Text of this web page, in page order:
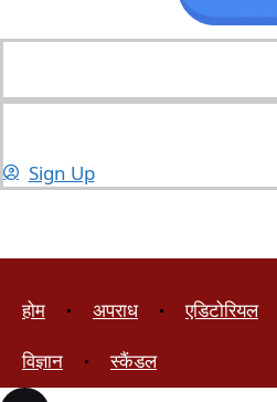
Sign Up
होम अपराध एडिटोरियल
विज्ञान स्कैंडल